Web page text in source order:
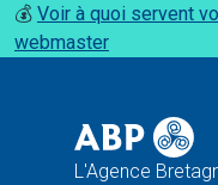
💰 Voir à quoi servent
webmaster
L'Agence